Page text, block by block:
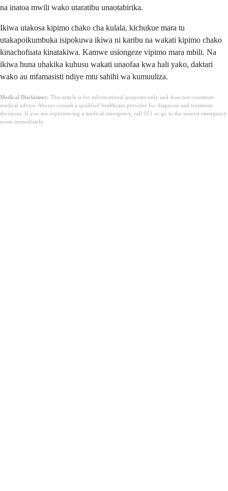
na inatoa mwili wako utaratibu unaotabirika.
Ikiwa utakosa kipimo chako cha kulala, kichukue mara tu
utakapoikumbuka isipokuwa ikiwa ni karibu na wakati kipimo chako
kinachofuata kinatakiwa. Kamwe usiongeze vipimo mara mbili. Na
ikiwa huna uhakika kuhusu wakati unaofaa kwa hali yako, daktari
wako au mfamasisti ndiye mtu sahihi wa kumuuliza.
Medical Disclaimer: This article is for informational purposes only and does not constitute
medical advice. Always consult a qualified healthcare provider for diagnosis and treatment
decisions. If you are experiencing a medical emergency, call 911 or go to the nearest emergency
room immediately.